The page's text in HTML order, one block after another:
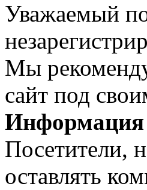
Уважаемый
Мы
сайт под
Информация
Посетители,
оставлять